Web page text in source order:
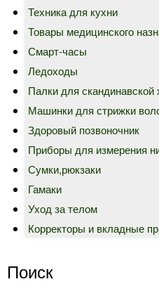
Техника для кухни
Товары медицинского
Смарт-часы
Ледоходы
Палки для скандинавской
Машинки для стрижки
Здоровый позвоночник
Приборы для измерения
Сумки,рюкзаки
Гамаки
Уход за телом
Корректоры и вкладные
Поиск